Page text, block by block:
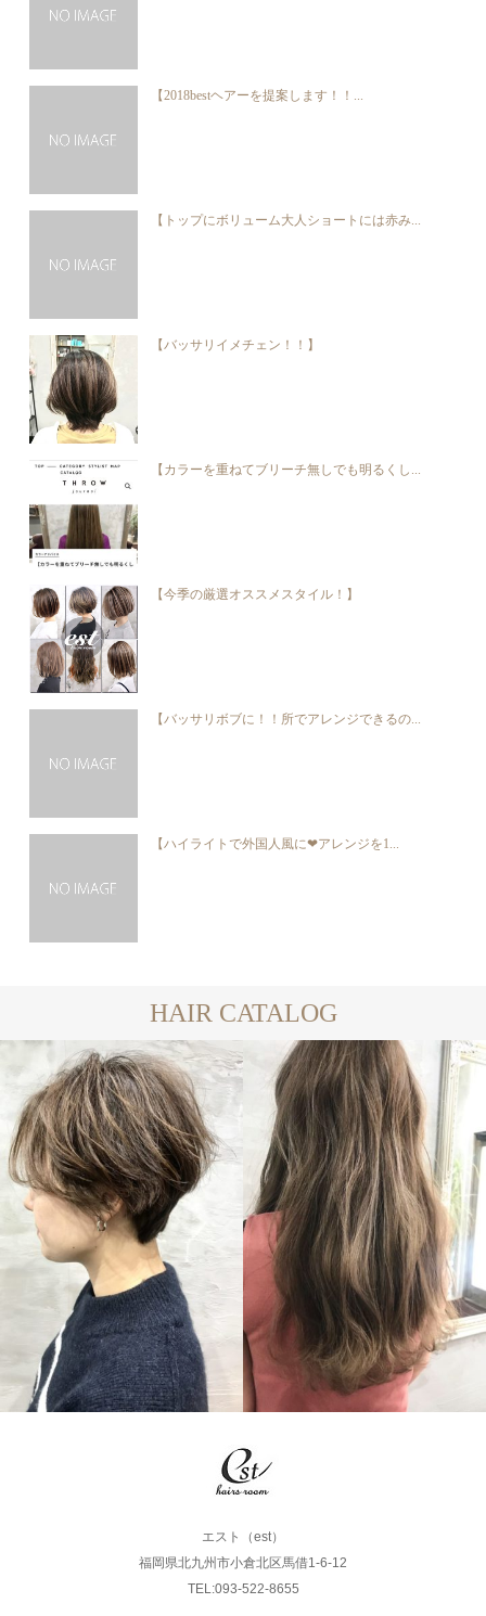
【2018bestヘアーを提案します！！...
【トップにボリューム大人ショートには赤み...
【バッサリイメチェン！！】
【カラーを重ねてブリーチ無しでも明るくし...
【今季の厳選オススメスタイル！】
【バッサリボブに！！所でアレンジできるの...
【ハイライトで外国人風に❤︎アレンジを1...
HAIR CATALOG
SHORT
LONG
エスト（est）
福岡県北九州市小倉北区馬借1-6-12
TEL:093-522-8655